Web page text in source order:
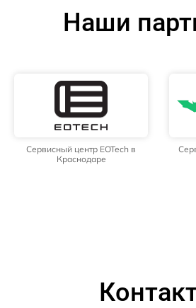
Наши
Сервисный центр EOTech в
Краснодаре